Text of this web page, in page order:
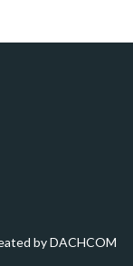
byDACHCOM